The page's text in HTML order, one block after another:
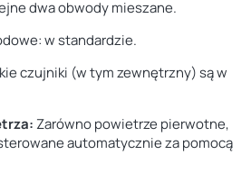
dwa obwody mieszane.
w standardzie.
czujniki (w tym zewnętrzny) są w
Zarówno powietrze pierwotne,
automatycznieza pomocą